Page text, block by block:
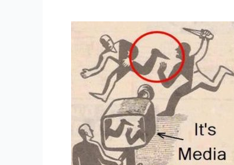
et
Citoyen
Mise
jour
2015